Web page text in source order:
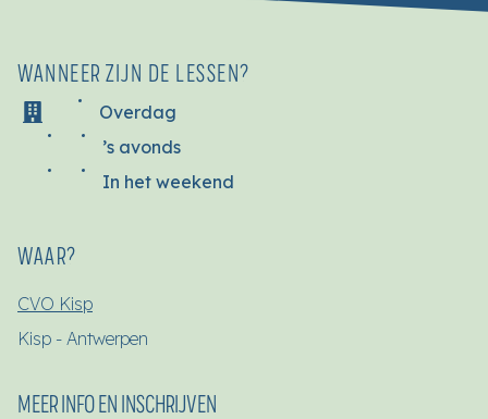
WANNEER ZIJN DE LESSEN?
Overdag
’s avonds
In het weekend
WAAR?
CVO Kisp
Kisp - Antwerpen
MEER INFO EN INSCHRIJVEN